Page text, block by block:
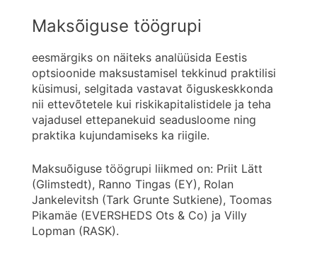
Maksõiguse töögrupi
eesmärgiks on näiteks analüüsida Eestis
optsioonide maksustamisel tekkinud praktilisi
küsimusi, selgitada vastavat õiguskeskkonda
nii ettevõtetele kui riskikapitalistidele ja teha
vajadusel ettepanekuid seadusloome ning
praktika kujundamiseks ka riigile.
Maksuõiguse töögrupi liikmed on: Priit Lätt
(Glimstedt), Ranno Tingas (EY), Rolan
Jankelevitsh (Tark Grunte Sutkiene), Toomas
Pikamäe (EVERSHEDS Ots & Co) ja Villy
Lopman (RASK).